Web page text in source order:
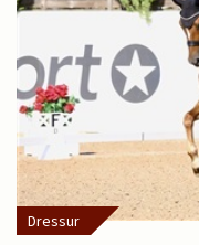
Dressur